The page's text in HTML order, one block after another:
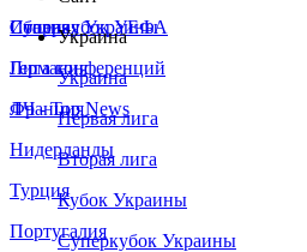
Сборная Украины
Италия
Германия
Франция
Нидерланды
Турция
Португалия
Суперкубок УЕФА
Лига конференций
ЛЧ - Top News
Украина
Украина
Первая лига
Вторая лига
Кубок Украины
Суперкубок Украины